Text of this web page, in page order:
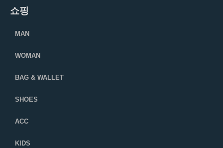
쇼핑
MAN
WOMAN
BAG & WALLET
SHOES
ACC
KIDS